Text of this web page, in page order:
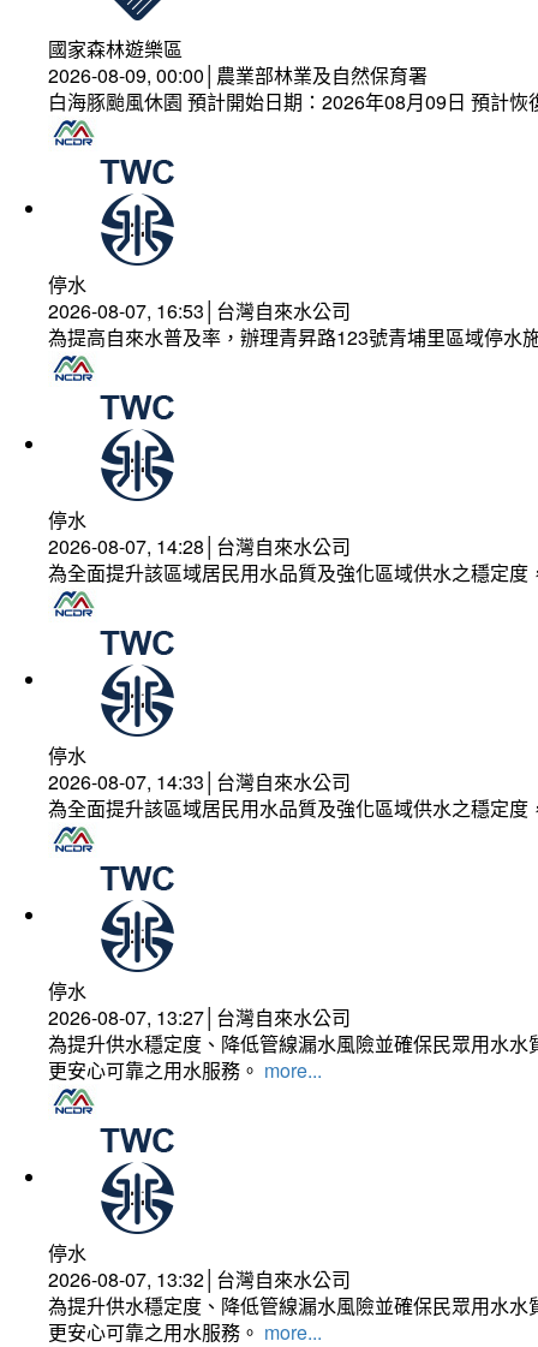
國家森林遊樂區
2026-08-09, 00:00│農業部林業及自然保育署
白海豚颱風休園 預計開始日期：2026年08月09日 預計
停水
2026-08-07, 16:53│台灣自來水公司
為提高自來水普及率，辦理青昇路123號青埔里區域停水
停水
2026-08-07, 14:28│台灣自來水公司
為全面提升該區域居民用水品質及強化區域供水之穩定
停水
2026-08-07, 14:33│台灣自來水公司
為全面提升該區域居民用水品質及強化區域供水之穩定
停水
2026-08-07, 13:27│台灣自來水公司
為提升供水穩定度、降低管線漏水風險並確保民眾用水
更安心可靠之用水服務。 more...
停水
2026-08-07, 13:32│台灣自來水公司
為提升供水穩定度、降低管線漏水風險並確保民眾用水
更安心可靠之用水服務。 more...